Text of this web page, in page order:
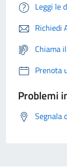
Leggi le
Richiedi
Chiama
Prenota
Problemi
Segnala